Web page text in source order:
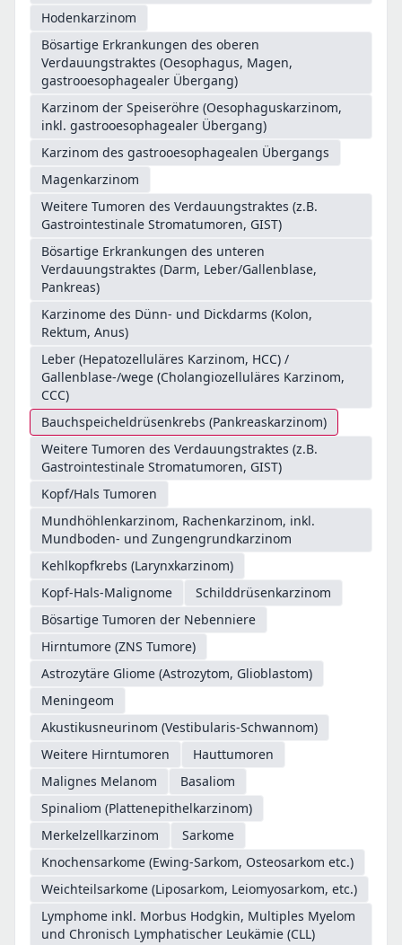
Hodenkarzinom
Bösartige Erkrankungen des oberen
Verdauungstraktes (Oesophagus, Magen,
gastrooesophagealer Übergang)
Karzinom der Speiseröhre (Oesophaguskarzinom,
inkl. gastrooesophagealer Übergang)
Karzinom des gastrooesophagealen Übergangs
Magenkarzinom
Weitere Tumoren des Verdauungstraktes (z.B.
Gastrointestinale Stromatumoren, GIST)
Bösartige Erkrankungen des unteren
Verdauungstraktes (Darm, Leber/Gallenblase,
Pankreas)
Karzinome des Dünn- und Dickdarms (Kolon,
Rektum, Anus)
Leber (Hepatozelluläres Karzinom, HCC) /
Gallenblase-/wege (Cholangiozelluläres Karzinom,
CCC)
Bauchspeicheldrüsenkrebs (Pankreaskarzinom)
Weitere Tumoren des Verdauungstraktes (z.B.
Gastrointestinale Stromatumoren, GIST)
Kopf/Hals Tumoren
Mundhöhlenkarzinom, Rachenkarzinom, inkl.
Mundboden- und Zungengrundkarzinom
Kehlkopfkrebs (Larynxkarzinom)
Kopf-Hals-Malignome
Schilddrüsenkarzinom
Bösartige Tumoren der Nebenniere
Hirntumore (ZNS Tumore)
Astrozytäre Gliome (Astrozytom, Glioblastom)
Meningeom
Akustikusneurinom (Vestibularis-Schwannom)
Weitere Hirntumoren
Hauttumoren
Malignes Melanom
Basaliom
Spinaliom (Plattenepithelkarzinom)
Merkelzellkarzinom
Sarkome
Knochensarkome (Ewing-Sarkom, Osteosarkom etc.)
Weichteilsarkome (Liposarkom, Leiomyosarkom, etc.)
Lymphome inkl. Morbus Hodgkin, Multiples Myelom
und Chronisch Lymphatischer Leukämie (CLL)